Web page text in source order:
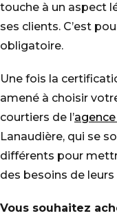
touche à un aspect
ses clients. C’est
obligatoire.
Une fois la
amené à choisir
courtiers de l’
Lanaudière, qui se
différents pour
des besoins de leurs
Vous souhaitez